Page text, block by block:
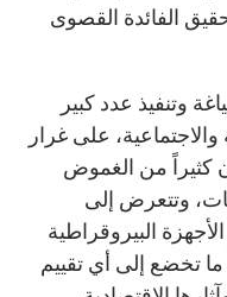
الفائدة القصوى
وتنفيذ عدد كبير
على غرار
كثيراً من الغموض
وتتعرض إلى
البيروقراطية
ما تخضع إلى أي تقييم